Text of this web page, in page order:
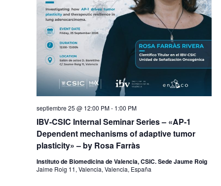
IBV-CSIC Internal Seminar Series – «AP-1
Dependent mechanisms of adaptive tumor
plasticity» – by Rosa Farràs
septiembre 25 @ 12:00 PM- 1:00 PM
Instituto de Biomedicina de Valencia, CSIC. Sede Jaume Roig
Jaime Roig 11, Valencia, Valencia, España